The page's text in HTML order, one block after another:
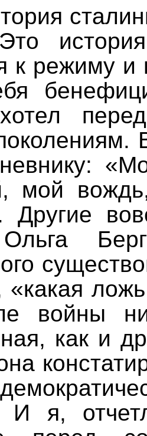
к режиму и
мой
Другие
«какая
войны
как и
И я,